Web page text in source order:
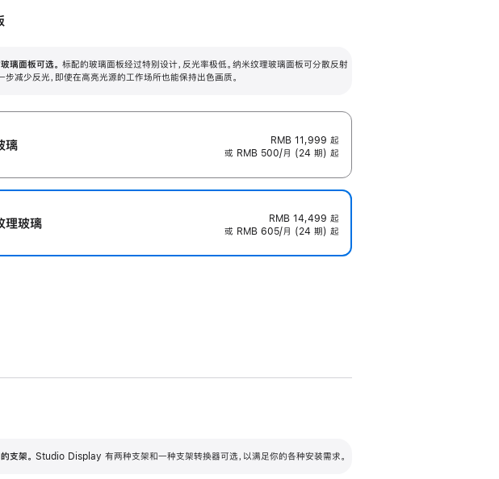
能保持出色画质。
璃面板可选。 标配的玻璃面板经过特别设计，反光率极低。纳米纹理玻璃面板可分散反射
步减少反光，即使在高亮光源的工作场所也能保持出色画质。
璃 RMB 11,999 起
或 RMB 500/月 (24 期) 起
理玻璃 RMB 14,499 起
或 RMB 605/月 (24 期) 起
毫米的高度调节范围。
支架。 Studio Display 有两种支架和一种支架转换器可选，以满足你的各种安装需求。